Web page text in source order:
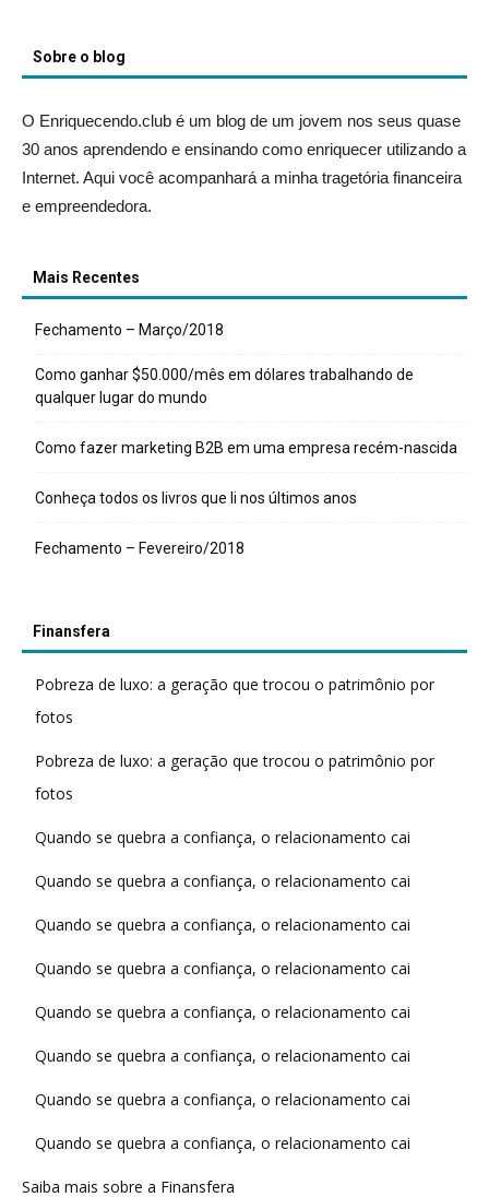
Sobre o blog
O Enriquecendo.club é um blog de um jovem nos seus quase
30 anos aprendendo e ensinando como enriquecer utilizando a
Internet. Aqui você acompanhará a minha tragetória financeira
e empreendedora.
Mais Recentes
Fechamento – Março/2018
Como ganhar $50.000/mês em dólares trabalhando de
qualquer lugar do mundo
Como fazer marketing B2B em uma empresa recém-nascida
Conheça todos os livros que li nos últimos anos
Fechamento – Fevereiro/2018
Finansfera
Pobreza de luxo: a geração que trocou o patrimônio por
fotos
Pobreza de luxo: a geração que trocou o patrimônio por
fotos
Quando se quebra a confiança, o relacionamento cai
Quando se quebra a confiança, o relacionamento cai
Quando se quebra a confiança, o relacionamento cai
Quando se quebra a confiança, o relacionamento cai
Quando se quebra a confiança, o relacionamento cai
Quando se quebra a confiança, o relacionamento cai
Quando se quebra a confiança, o relacionamento cai
Quando se quebra a confiança, o relacionamento cai
Saiba mais sobre a Finansfera